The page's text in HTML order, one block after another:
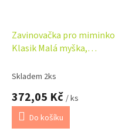
Zavinovačka pro miminko
Klasik Malá myška,
Skladem 2ks
372,05 Kč / ks
Do košíku